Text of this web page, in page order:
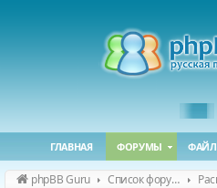
ГЛАВНАЯ ФОРУМЫ
phpBB Guru Список форумов